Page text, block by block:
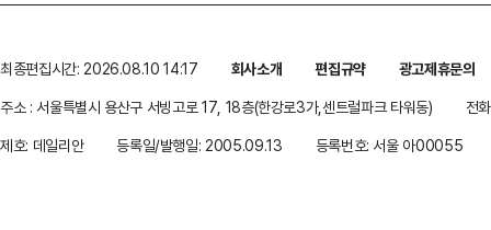
최종편집시간: 2026.08.10 14:17 회사소개 편집규약
광고제휴문의
주소 : 서울특별시 용산구 서빙고로 17, 18층(한강로3가,센트럴파크 타워동)
전
제호: 데일리안
등록일/발행일: 2005.09.13 등록번호: 서울 아00055